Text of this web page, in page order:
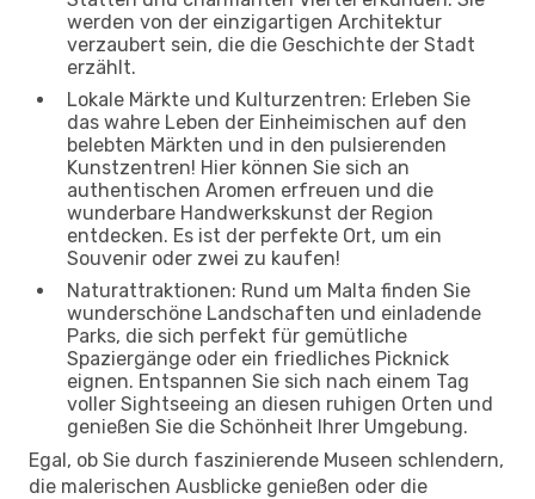
werden von der einzigartigen Architektur
verzaubert sein, die die Geschichte der Stadt
erzählt.
Lokale Märkte und Kulturzentren: Erleben Sie
das wahre Leben der Einheimischen auf den
belebten Märkten und in den pulsierenden
Kunstzentren! Hier können Sie sich an
authentischen Aromen erfreuen und die
wunderbare Handwerkskunst der Region
entdecken. Es ist der perfekte Ort, um ein
Souvenir oder zwei zu kaufen!
Naturattraktionen: Rund um Malta finden Sie
wunderschöne Landschaften und einladende
Parks, die sich perfekt für gemütliche
Spaziergänge oder ein friedliches Picknick
eignen. Entspannen Sie sich nach einem Tag
voller Sightseeing an diesen ruhigen Orten und
genießen Sie die Schönheit Ihrer Umgebung.
Egal, ob Sie durch faszinierende Museen schlendern,
die malerischen Ausblicke genießen oder die